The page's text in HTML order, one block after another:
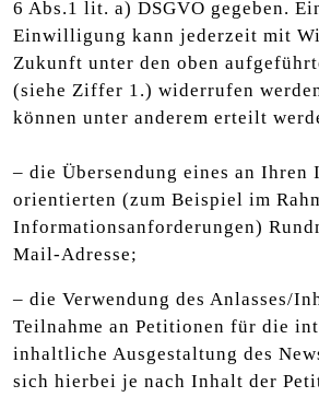
6 Abs.1 lit. a) DSGVO gegeben.
Einwilligung kann jederzeit mit
Zukunft unter den oben
(siehe Ziffer 1.) widerrufen
können unter anderem erteilt
– die Übersendung eines an Ihren
orientierten (zum Beispiel im
Informationsanforderungen)
Mail-Adresse;
– die Verwendung des Anlasses/
Teilnahme an Petitionen für die
inhaltliche Ausgestaltung des
sich hierbei je nach Inhalt der